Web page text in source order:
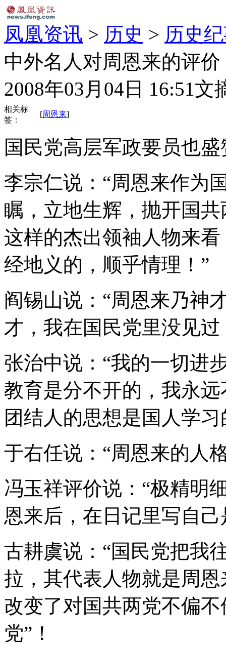
凤凰资讯 > 历史 > 历史
中外名人对周恩来的评价
2008年03月04日 16:51文
相关标
签：
[周恩来]
国民党高层军政要员也
李宗仁说：“周恩来作为
瞩，立地生辉，抛开国
这样的杰出领袖人物来
经地义的，顺乎情理！”
阎锡山说：“周恩来乃神
才，我在国民党里没见
张治中说：“我的一切进
教育是分不开的，我永
团结人的思想是国人学习
于右任说：“周恩来的人
冯玉祥评价说：“极精明
恩来后，在日记里写自
古耕虞说：“国民党把我
拉，其代表人物就是周
改变了对国共两党不偏
党”！